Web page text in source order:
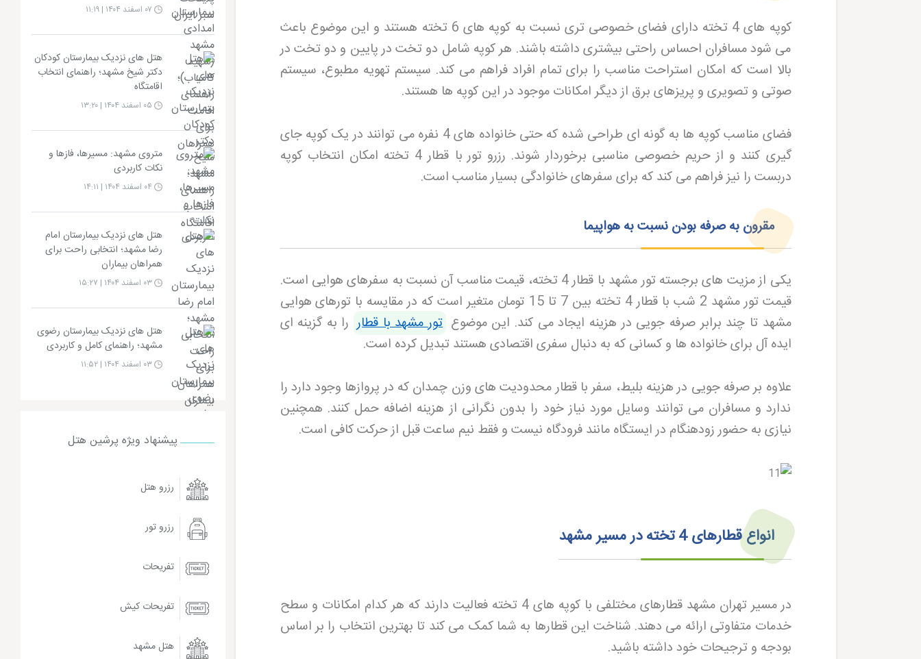
کوپه های 4 تخته دارای فضای خصوصی تری نسبت به کوپه های 6 تخته هستند و این موضوع باعث
می شود مسافران احساس راحتی بیشتری داشته باشند. هر کوپه شامل دو تخت در پایین و دو تخت در
بالا است که امکان استراحت مناسب را برای تمام افراد فراهم می کند. سیستم تهویه مطبوع، سیستم
صوتی و تصویری و پریزهای برق از دیگر امکانات موجود در این کوپه ها هستند.
فضای مناسب کوپه ها به گونه ای طراحی شده که حتی خانواده های 4 نفره می توانند در یک کوپه جای
گیری کنند و از حریم خصوصی مناسبی برخوردار شوند. رزرو تور
با قطار 4 تخته امکان انتخاب کوپه
دربست را نیز فراهم می کند که برای سفرهای خانوادگی بسیار مناسب است.
مقرون به صرفه بودن نسبت به هواپیما
یکی از مزیت های برجسته تور مشهد با قطار 4 تخته، قیمت مناسب آن نسبت به سفرهای هوایی است.
قیمت تور مشهد 2 شب با قطار 4 تخته بین 7 تا 15 تومان متغیر است که در مقایسه با تورهای هوایی
مشهد تا چند برابر صرفه جویی در هزینه ایجاد می کند. این موضوع تور مشهد با قطار را به گزینه ای
ایده آل برای خانواده ها و کسانی که به دنبال سفری اقتصادی هستند تبدیل کرده است.
علاوه بر صرفه جویی در هزینه بلیط، سفر با قطار محدودیت های وزن چمدان که در پروازها وجود دارد را
ندارد و مسافران می توانند وسایل مورد نیاز خود را بدون نگرانی از هزینه اضافه حمل کنند. همچنین
نیازی به حضور زودهنگام در ایستگاه مانند فرودگاه نیست و فقط نیم ساعت قبل از حرکت کافی است.
انواع قطارهای 4 تخته در مسیر مشهد
در مسیر تهران مشهد قطارهای مختلفی با کوپه های 4 تخته فعالیت دارند که هر کدام امکانات و سطح
خدمات متفاوتی ارائه می دهند. شناخت این قطارها به شما کمک می کند تا بهترین انتخاب را بر اساس
بودجه و ترجیحات خود داشته باشید.
هتل های نزدیک بیمارستان کودکان
دکتر شیخ مشهد؛ راهنمای انتخاب
اقامتگاه
متروی مشهد: مسیرها، فازها و
نکات کاربردی
هتل های نزدیک بیمارستان امام
رضا مشهد؛ انتخابی راحت برای
همراهان بیماران
۰۳ اسفند ۱۴۰۴ | ۱۵:۲۷
هتل های نزدیک بیمارستان رضوی
مشهد؛ راهنمای کامل و کاربردی
۰۳ اسفند ۱۴۰۴ | ۱۱:۵۲
پیشنهاد ویژه پرشین هتل
رزرو هتل
رزرو تور
تفریحات
تفریحات کیش
هتل مشهد